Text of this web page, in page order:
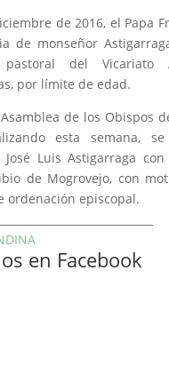
de 2016, el Papa
de monseñor
pastoral del Vicariato
por límite de edad.
de los Obispos
esta semana,
José Luis Astigarraga
de Mogrovejo, con
ordenación episcopal.
en Facebook